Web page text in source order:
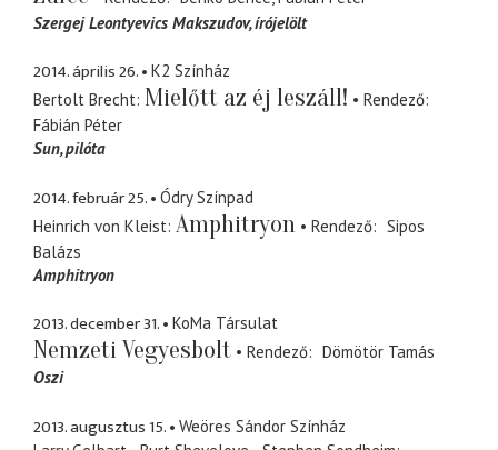
Szergej Leontyevics Makszudov írójelölt
2014. április 26.
K2 Színház
Bertolt Brecht Mielőtt az éj leszáll!
Rendező
Fábián Péter
Sun pilóta
2014. február 25.
Ódry Színpad
Heinrich von Kleist Amphitryon Rendező
Sipos
Balázs
Amphitryon
2013. december 31. KoMa Társulat
Nemzeti Vegyesbolt Rendező
Dömötör Tamás
Oszi
2013. augusztus 15.
Weöres Sándor Színház